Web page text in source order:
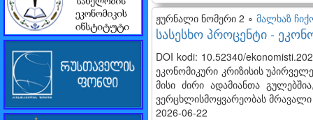
ჟურნალი ნომერი 2 ∘ მალხაზ
სასესხო პროცენტი -
DOI kodi: 10.52340/
ეკონომიკური კრიზისის
მისი ძირი ადამიანთა
ვერცხლისმოყვარეობას
2026-06-22